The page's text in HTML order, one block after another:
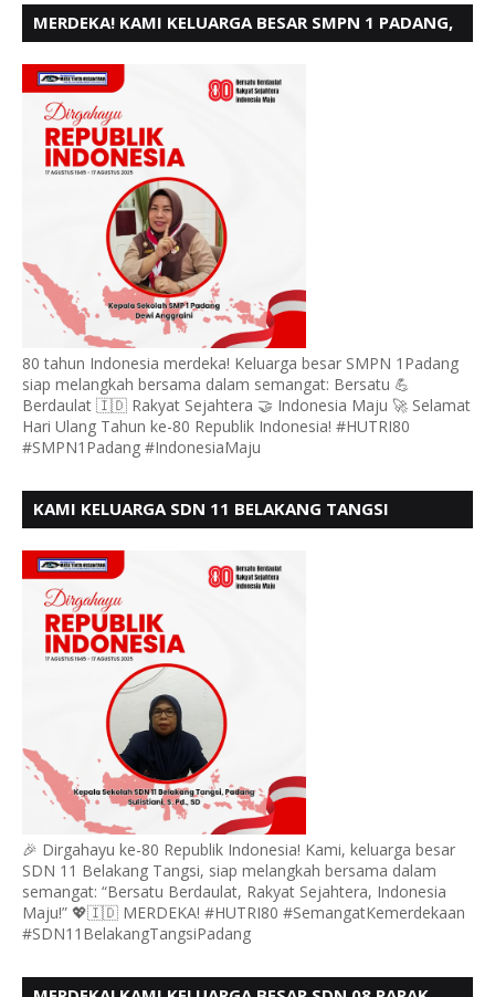
MERDEKA! KAMI KELUARGA BESAR SMPN 1 PADANG,
80 tahun Indonesia merdeka! Keluarga besar SMPN 1Padang
siap melangkah bersama dalam semangat: Bersatu 💪
Berdaulat 🇮🇩 Rakyat Sejahtera 🤝 Indonesia Maju 🚀 Selamat
Hari Ulang Tahun ke-80 Republik Indonesia! #HUTRI80
#SMPN1Padang #IndonesiaMaju
KAMI KELUARGA SDN 11 BELAKANG TANGSI
🎉 Dirgahayu ke-80 Republik Indonesia! Kami, keluarga besar
SDN 11 Belakang Tangsi, siap melangkah bersama dalam
semangat: “Bersatu Berdaulat, Rakyat Sejahtera, Indonesia
Maju!” 💖🇮🇩 MERDEKA! #HUTRI80 #SemangatKemerdekaan
#SDN11BelakangTangsiPadang